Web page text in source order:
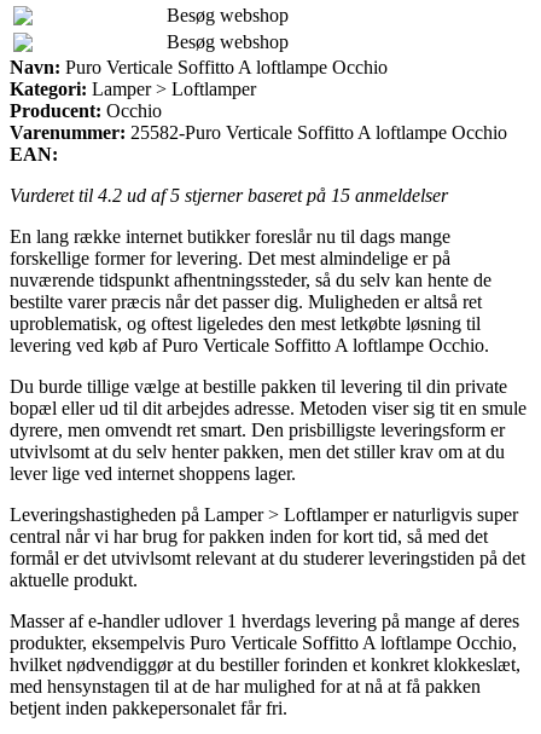
Besøg webshop
Besøg webshop
Navn: Puro Verticale Soffitto A loftlampe Occhio
Kategori: Lamper > Loftlamper
Producent: Occhio
Varenummer: 25582-Puro Verticale Soffitto A loftlampe Occhio
EAN:
Vurderet til 4.2 ud af 5 stjerner baseret på 15 anmeldelser
En lang række internet butikker foreslår nu til dags mange
forskellige former for levering. Det mest almindelige er på
nuværende tidspunkt afhentningssteder, så du selv kan hente de
bestilte varer præcis når det passer dig. Muligheden er altså ret
uproblematisk, og oftest ligeledes den mest letkøbte løsning til
levering ved køb af Puro Verticale Soffitto A loftlampe Occhio.
Du burde tillige vælge at bestille pakken til levering til din private
bopæl eller ud til dit arbejdes adresse. Metoden viser sig tit en smule
dyrere, men omvendt ret smart. Den prisbilligste leveringsform er
utvivlsomt at du selv henter pakken, men det stiller krav om at du
lever lige ved internet shoppens lager.
Leveringshastigheden på Lamper > Loftlamper er naturligvis super
central når vi har brug for pakken inden for kort tid, så med det
formål er det utvivlsomt relevant at du studerer leveringstiden på det
aktuelle produkt.
Masser af e-handler udlover 1 hverdags levering på mange af deres
produkter, eksempelvis Puro Verticale Soffitto A loftlampe Occhio,
hvilket nødvendiggør at du bestiller forinden et konkret klokkeslæt,
med hensynstagen til at de har mulighed for at nå at få pakken
betjent inden pakkepersonalet får fri.